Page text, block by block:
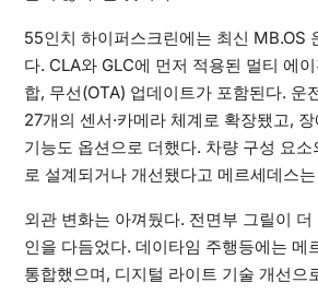
55인치 하이퍼스크린에는 최신 MB.OS
다. CLA와 GLC에 먼저 적용된 멀티 에
합, 무선(OTA) 업데이트가 포함된다. 운
27개의 센서·카메라 체계로 확장됐고,
기능도 옵션으로 더했다. 차량 구성 요소
로 설계되거나 개선됐다고 메르세데스
외관 변화는 아껴뒀다. 전면부 그릴이
인을 다듬었다. 데이타임 주행등에는 메
통합했으며, 디지털 라이트 기술 개선으